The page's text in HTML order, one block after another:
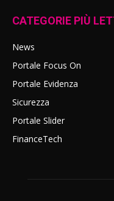
CATEGORIE PIÙ
News
Portale Focus On
Portale Evidenza
Sicurezza
Portale Slider
FinanceTech